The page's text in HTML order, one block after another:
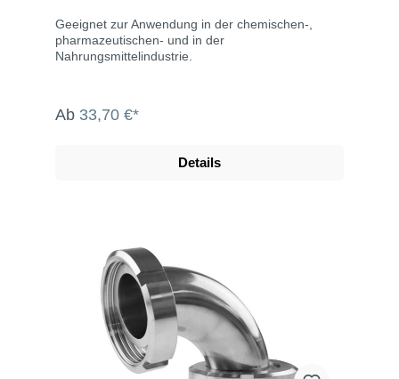
Geeignet zur Anwendung in der chemischen-,
pharmazeutischen- und in der
Nahrungsmittelindustrie.
Ab 33,70 €*
Details